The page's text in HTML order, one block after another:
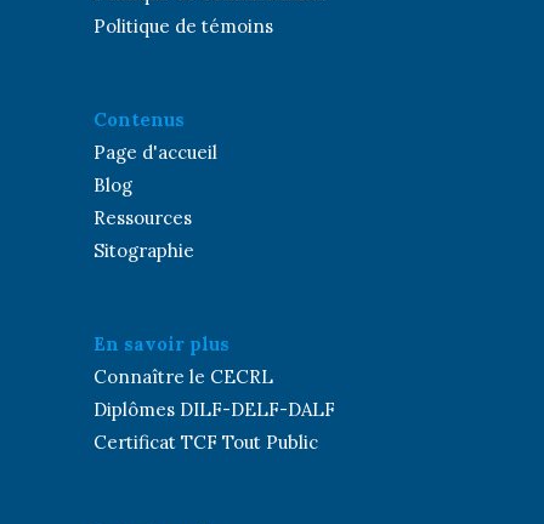
Politique de témoins
Contenus
Page d'accueil
Blog
Ressources
Sitographie
En savoir plus
Connaître le CECRL
Diplômes DILF-DELF-DALF
Certificat TCF Tout Public